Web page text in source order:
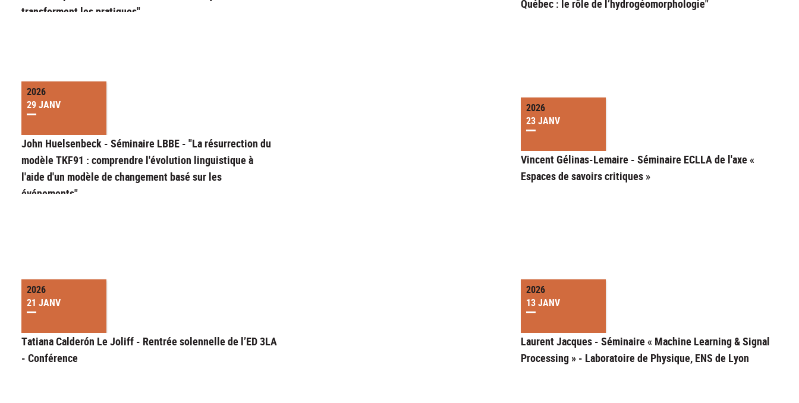
transforment les pratiques"
Québec : le rôle de l’hydrogéomorphologie"
2026
29 JANV
John Huelsenbeck - Séminaire LBBE - "La résurrection du
modèle TKF91 : comprendre l'évolution linguistique à
l'aide d'un modèle de changement basé sur les
événements"
2026
23 JANV
Vincent Gélinas-Lemaire - Séminaire ECLLA de l'axe «
Espaces de savoirs critiques »
2026
21 JANV
Tatiana Calderón Le Joliff - Rentrée solennelle de l’ED 3LA
- Conférence
2026
13 JANV
Laurent Jacques - Séminaire « Machine Learning & Signal
Processing » - Laboratoire de Physique, ENS de Lyon